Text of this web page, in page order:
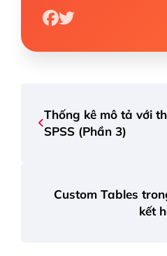
Thống kê mô tả với
SPSS (Phần 3)
Custom Tables
kết